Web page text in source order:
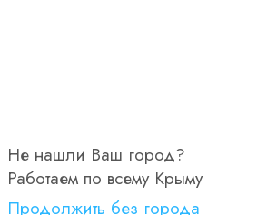
Не нашли Ваш город?
Работаем по всему Крыму
Продолжить без города